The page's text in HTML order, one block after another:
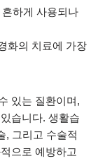
하게 사용되나
화의 치료에 가장
있는 질환이며,
습니다. 생활습
, 그리고 수술적
으로 예방하고